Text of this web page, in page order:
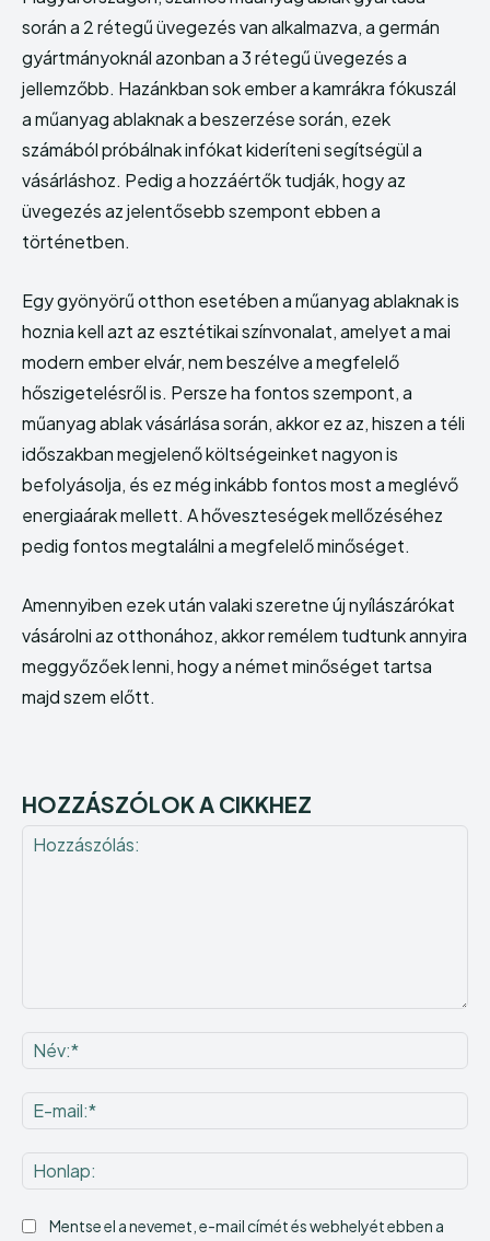
során a 2 rétegű üvegezés van alkalmazva, a germán
gyártmányoknál azonban a 3 rétegű üvegezés a
jellemzőbb. Hazánkban sok ember a kamrákra fókuszál
a műanyag ablaknak a beszerzése során, ezek
számából próbálnak infókat kideríteni segítségül a
vásárláshoz. Pedig a hozzáértők tudják, hogy az
üvegezés az jelentősebb szempont ebben a
történetben.
Egy gyönyörű otthon esetében a műanyag ablaknak is
hoznia kell azt az esztétikai színvonalat, amelyet a mai
modern ember elvár, nem beszélve a megfelelő
hőszigetelésről is. Persze ha fontos szempont, a
műanyag ablak vásárlása során, akkor ez az, hiszen a téli
időszakban megjelenő költségeinket nagyon is
befolyásolja, és ez még inkább fontos most a meglévő
energiaárak mellett. A hőveszteségek mellőzéséhez
pedig fontos megtalálni a megfelelő minőséget.
Amennyiben ezek után valaki szeretne új nyílászárókat
vásárolni az otthonához, akkor remélem tudtunk annyira
meggyőzőek lenni, hogy a német minőséget tartsa
majd szem előtt.
HOZZÁSZÓLOK A CIKKHEZ
Mentse el a nevemet, e-mail címét és webhelyét ebben a